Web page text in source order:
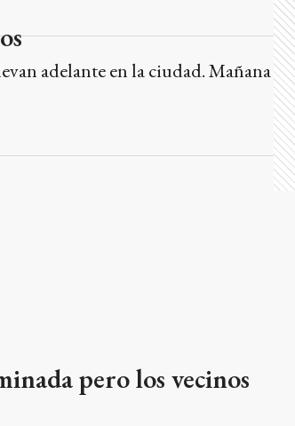
adelante en la ciudad. Mañana
pero los vecinos